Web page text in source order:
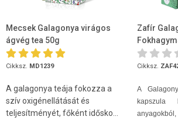
Mecsek Galagonya virágos
ágvég tea 50g
Cikksz. MD1239
A galagonya teája fokozza a
szív oxigénellátását és
teljesítményét, főként idősko...
Zafír
Cikksz.
A
kapszula